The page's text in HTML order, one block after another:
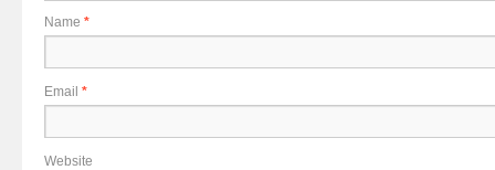
Name *
Email *
Website